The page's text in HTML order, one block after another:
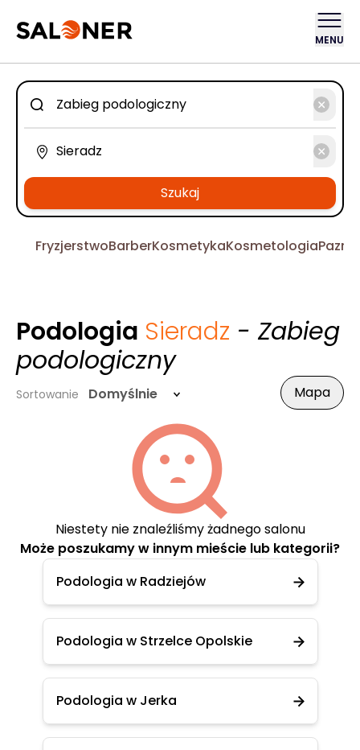
MENU
Szukaj
FryzjerstwoBarberKosmetykaKosmetologia
Podologia Sieradz - Zabieg
podologiczny
Sortowanie Domyślnie Mapa
Niestety nie znaleźliśmy żadnego salonu
Może poszukamy w innym mieście lub kategorii?
Podologia w Radziejów
Podologia w Strzelce Opolskie
Podologia w Jerka